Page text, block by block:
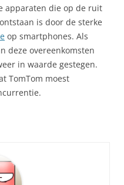
apparaten die op de ruit
is door de sterke
op smartphones. Als
deze overeenkomsten
in waarde gestegen.
TomTom moest